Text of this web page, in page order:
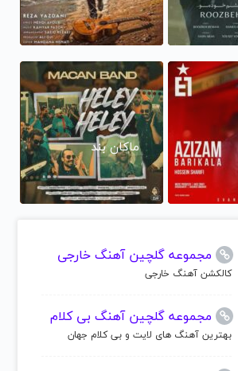
ماکان بند
مجموعه گلچین آهنگ خارجی
کالکشن آهنگ خارجی
مجموعه گلچین آهنگ بی کلام
بهترین آهنگ های لایت و بی کلام جهان